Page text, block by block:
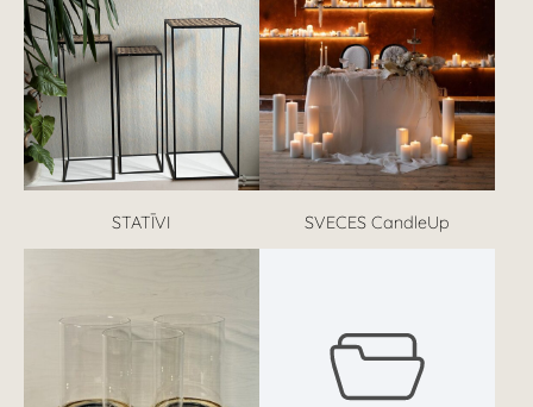
STATĪVI SVECES CandleUp